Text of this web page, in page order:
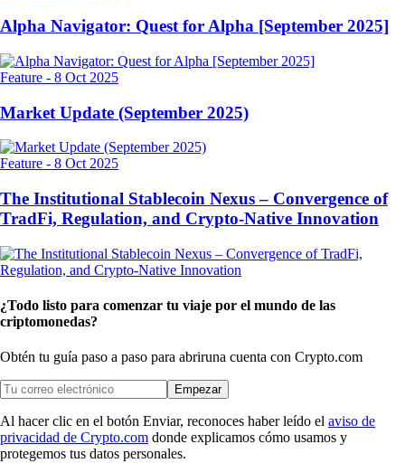
Alpha Navigator: Quest for Alpha [September 2025]
Feature - 8 Oct 2025
Market Update (September 2025)
Feature - 8 Oct 2025
The Institutional Stablecoin Nexus – Convergence of
TradFi, Regulation, and Crypto-Native Innovation
¿Todo listo para comenzar tu viaje por el mundo de las
criptomonedas?
Obtén tu guía paso a paso para abriruna cuenta con Crypto.com
Empezar
Al hacer clic en el botón Enviar, reconoces haber leído el aviso de
privacidad de Crypto.com donde explicamos cómo usamos y
protegemos tus datos personales.